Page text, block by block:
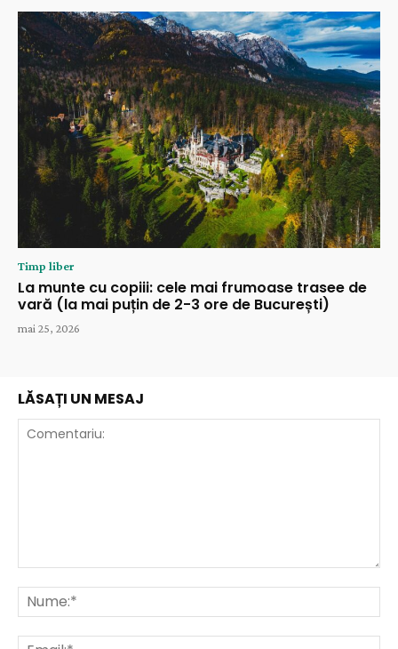
Timp liber
La munte cu copiii: cele mai frumoase trasee de
vară (la mai puțin de 2-3 ore de București)
mai 25, 2026
LĂSAȚI UN MESAJ